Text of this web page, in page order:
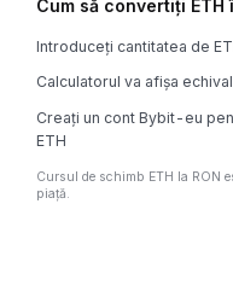
Cum să convertiți ETH
Introduceți cantitatea de
Calculatorul va afișa
Creați un cont Bybit-eu
ETH
Cursul de schimb ETH la RON
piață.